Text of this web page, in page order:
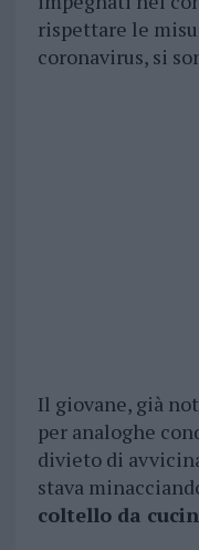
rispettare le
coronavirus, si
Il giovane, già
per analoghe
divieto di
stava
coltello da